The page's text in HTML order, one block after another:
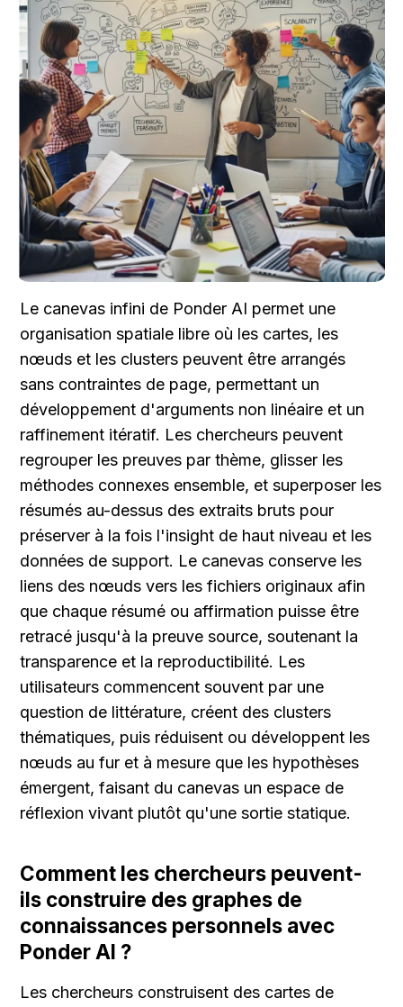
Le canevas infini de Ponder AI permet une
organisation spatiale libre où les cartes, les
nœuds et les clusters peuvent être arrangés
sans contraintes de page, permettant un
développement d'arguments non linéaire et un
raffinement itératif. Les chercheurs peuvent
regrouper les preuves par thème, glisser les
méthodes connexes ensemble, et superposer les
résumés au-dessus des extraits bruts pour
préserver à la fois l'insight de haut niveau et les
données de support. Le canevas conserve les
liens des nœuds vers les fichiers originaux afin
que chaque résumé ou affirmation puisse être
retracé jusqu'à la preuve source, soutenant la
transparence et la reproductibilité. Les
utilisateurs commencent souvent par une
question de littérature, créent des clusters
thématiques, puis réduisent ou développent les
nœuds au fur et à mesure que les hypothèses
émergent, faisant du canevas un espace de
réflexion vivant plutôt qu'une sortie statique.
Comment les chercheurs peuvent-
ils construire des graphes de
connaissances personnels avec
Ponder AI ?
Les chercheurs construisent des cartes de